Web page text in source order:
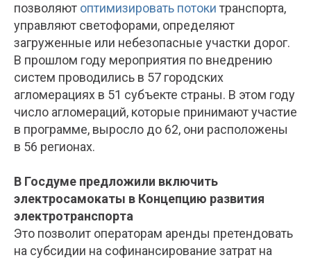
позволяют оптимизировать потокитранспорта,
управляют светофорами, определяют
загруженные или небезопасные участки дорог.
В прошлом году мероприятия по внедрению
систем проводились в 57 городских
агломерациях в 51 субъекте страны. В этом году
число агломераций, которые принимают участие
в программе, выросло до 62, они расположены
в 56 регионах.
В Госдуме предложили включить
электросамокаты в Концепцию развития
электротранспорта
Это позволит операторам аренды претендовать
на субсидии на софинансирование затрат на